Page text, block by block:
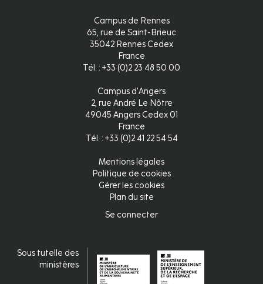
Campus de Rennes
65, rue de Saint-Brieuc
35042 Rennes Cedex
France
Tél. : +33 (0)2 23 48 50 00
Campus d'Angers
2, rue André Le Nôtre
49045 Angers Cedex 01
France
Tél. : +33 (0)2 41 22 54 54
Mentions légales
Politique de cookies
Gérer les cookies
Plan du site
Se connecter
Sous tutelle des
ministères